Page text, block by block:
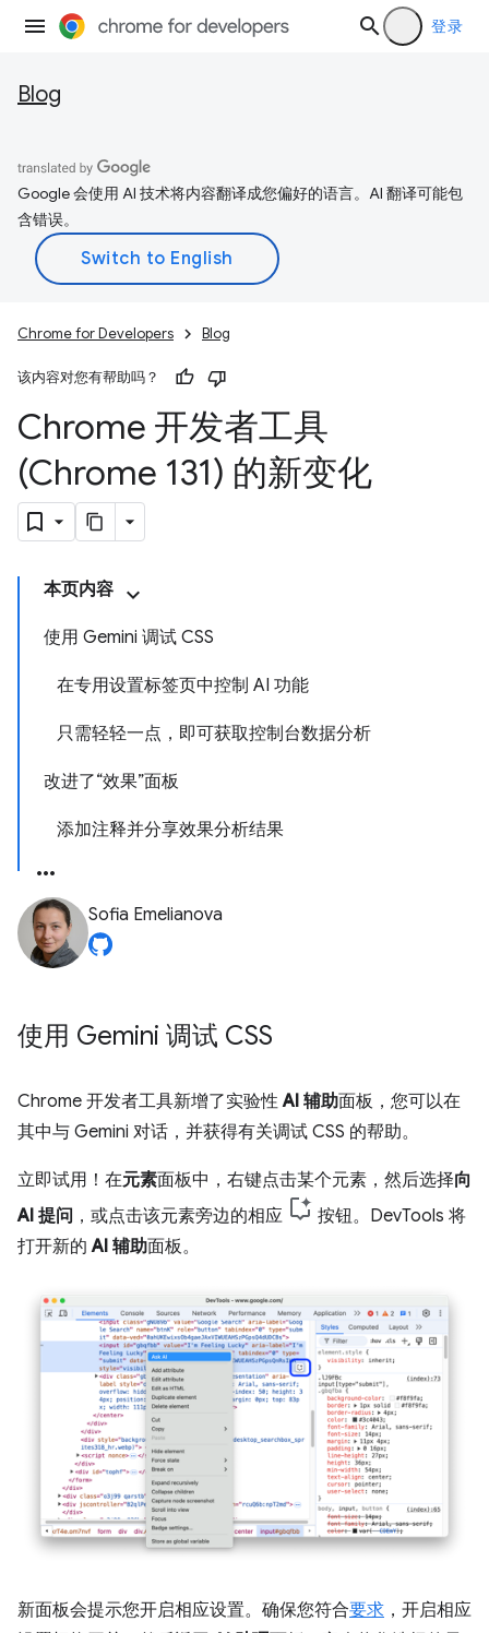
登录
Blog
Google 会使用 AI 技术将内容翻译成您偏好的语言。AI 翻译可能包
含错误。
Chrome for Developers Blog
该内容对您有帮助吗？
Chrome 开发者工具
(Chrome 131) 的新变化
本页内容
使用 Gemini 调试 CSS
在专用设置标签页中控制 AI 功能
只需轻轻一点，即可获取控制台数据分析
改进了“效果”面板
添加注释并分享效果分析结果
Sofia Emelianova
使用 Gemini 调试 CSS
Chrome 开发者工具新增了实验性AI 辅助面板，您可以在
其中与 Gemini 对话，并获得有关调试 CSS 的帮助。
立即试用！在元素面板中，右键点击某个元素，然后选择向
AI 提问 ，或点击该元素旁边的相应
按钮。DevTools 将
打开新的AI 辅助面板。
新面板会提示您开启相应设置。确保您符合要求 ，开启相应